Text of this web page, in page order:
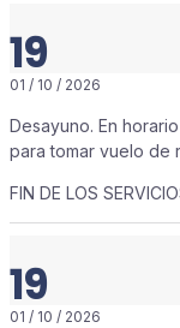
19
01 / 10 / 2026
Desayuno. En
para tomar vuelo de
FIN DE LOS
19
01 / 10 / 2026